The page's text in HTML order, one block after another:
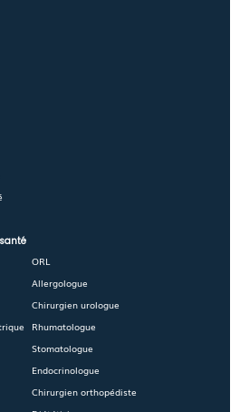
ORL
Allergologue
Chirurgien urologue
Rhumatologue
Stomatologue
Endocrinologue
Chirurgien orthopédiste